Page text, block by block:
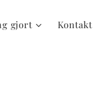
gjort Kontakt